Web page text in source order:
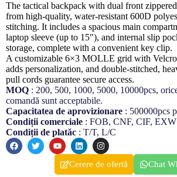
The tactical backpack with dual front
from high-quality, water-resistant 600D
stitching. It includes a spacious main
laptop sleeve (up to 15″), and internal slip
storage, complete with a convenient key clip.
A customizable 6×3 MOLLE grid with
adds personalization, and double-stitched,
pull cords guarantee secure access.
MOQ : 200, 500, 1000, 5000, 10000pcs,
comandă sunt acceptabile.
Capacitatea de aprovizionare : 500000pcs
Condiții comerciale : FOB, CNF, CIF, EXW
Condiții de platăc : T/T, L/C
Cerere de ofertă Chat